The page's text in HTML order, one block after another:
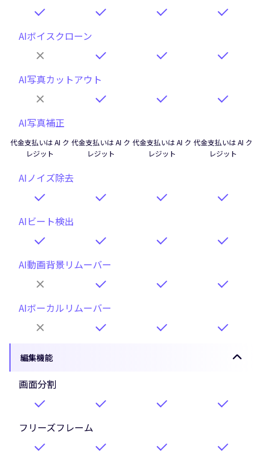
AIボイスクローン
AI写真カットアウト
AI写真補正
代金支払いは AI ク
レジット
代金支払いは AI ク
レジット
代金支払いは AI ク
レジット
代金支払いは AI ク
レジット
AIノイズ除去
AIビート検出
AI動画背景リムーバー
AIボーカルリムーバー
編集機能
画面分割
フリーズフレーム